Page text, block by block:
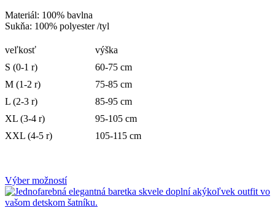
Materiál: 100% bavlna
Sukňa: 100% polyester /tyl
veľkosť
výška
S (0-1 r)
60-75 cm
M (1-2 r)
75-85 cm
L (2-3 r)
85-95 cm
XL (3-4 r)
95-105 cm
XXL (4-5 r)
105-115 cm
Výber možností